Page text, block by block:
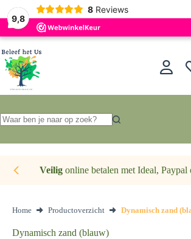
9,8
8 Reviews
Ga
naar
de
inhoud
resultaten
Veiligonline betalen met Ideal, Paypal
Home Productoverzicht Dynamisch zand
Dynamisch zand (blauw)